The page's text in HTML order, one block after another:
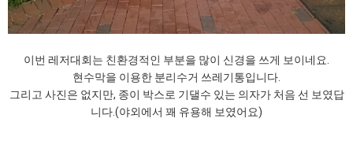
이번 레저대회는 친환경적인 부분을 많이 신경을 쓰게 보이네요.
현수막을 이용한 분리수거 쓰레기통입니다.
그리고 사진은 없지만, 종이 박스로 기댈수 있는 의자가 처음 선 보였답
니다.(야외에서 꽤 유용해 보였어요)